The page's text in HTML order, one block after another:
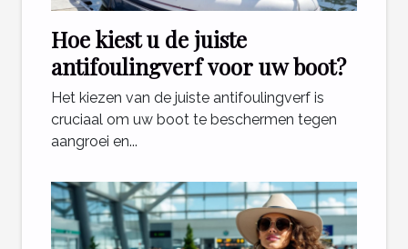
Hoe kiest u de juiste
antifoulingverf voor uw boot?
Het kiezen van de juiste antifoulingverf is
cruciaal om uw boot te beschermen tegen
aangroei en...